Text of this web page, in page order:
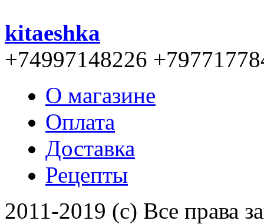
kitaeshka
+74997148226
О магазине
Оплата
Доставка
Рецепты
2011-2019 (c) Все права